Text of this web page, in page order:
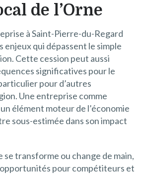
de l’Orne
à Saint-Pierre-du-Regard
enjeux qui dépassent le simple
Cette cession peut aussi
significatives pour le
pour d’autres
Une entreprise comme
élément moteur de l’économie
sous-estimée dans son impact
se transforme ou change de main,
pour compétiteurs et